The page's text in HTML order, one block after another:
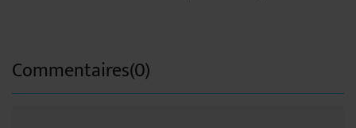
Commentaires(0)